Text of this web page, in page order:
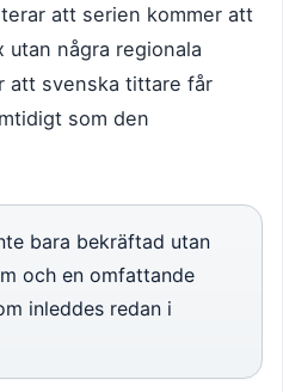
att serien kommer att
några regionala
att svenska tittare får
som den
bara bekräftad utan
och en omfattande
inleddes redan i